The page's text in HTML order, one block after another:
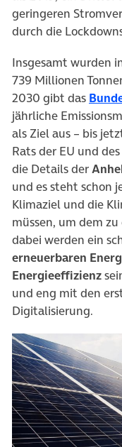
geringeren
durch die
Insgesamt wurden
739 Millionen
2030 gibt das
jährliche
als Ziel aus – bis
Rats der EU und
die Details der
und es steht schon
Klimaziel und die
müssen, um dem
dabei werden ein
erneuerbaren
Energieeffizienz
und eng mit den
Digitalisierung.